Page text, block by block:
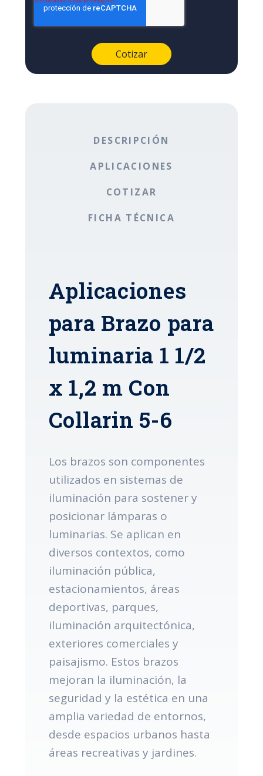
DESCRIPCIÓN
APLICACIONES
COTIZAR
FICHA TÉCNICA
Aplicaciones
para Brazo para
luminaria 1 1/2
x 1,2 m Con
Collarin 5-6
Los brazos son componentes
utilizados en sistemas de
iluminación para sostener y
posicionar lámparas o
luminarias. Se aplican en
diversos contextos, como
iluminación pública,
estacionamientos, áreas
deportivas, parques,
iluminación arquitectónica,
exteriores comerciales y
paisajismo. Estos brazos
mejoran la iluminación, la
seguridad y la estética en una
amplia variedad de entornos,
desde espacios urbanos hasta
áreas recreativas y jardines.